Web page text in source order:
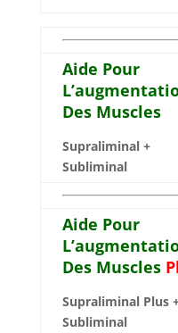
Aide Pour
Des Muscles
Supraliminal +
Subliminal
Aide Pour
Des Muscles
Supraliminal Plus
Subliminal